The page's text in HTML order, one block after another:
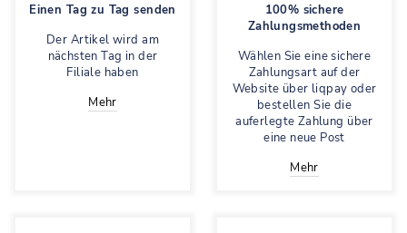
Einen Tag zu Tag senden
Der Artikel wird am
nächsten Tag in der
Filiale haben
Mehr
100% sichere
Zahlungsmethoden
Wählen Sie eine sichere
Zahlungsart auf der
Website über liqpay oder
bestellen Sie die
auferlegte Zahlung über
eine neue Post
Mehr